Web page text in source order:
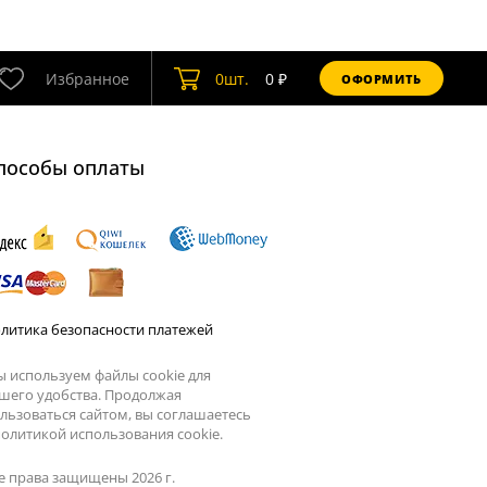
Избранное 0шт. 0₽ ОФОРМИТЬ
оплаты
безопасности платежей
используем файлы cookie для
удобства. Продолжая
сайтом, вы соглашаетесь
использования cookie.
права защищены 2026 г.